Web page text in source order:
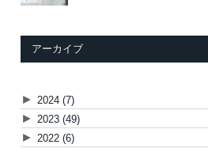
アーカイブ
► 2024 (7)
► 2023 (49)
► 2022 (6)